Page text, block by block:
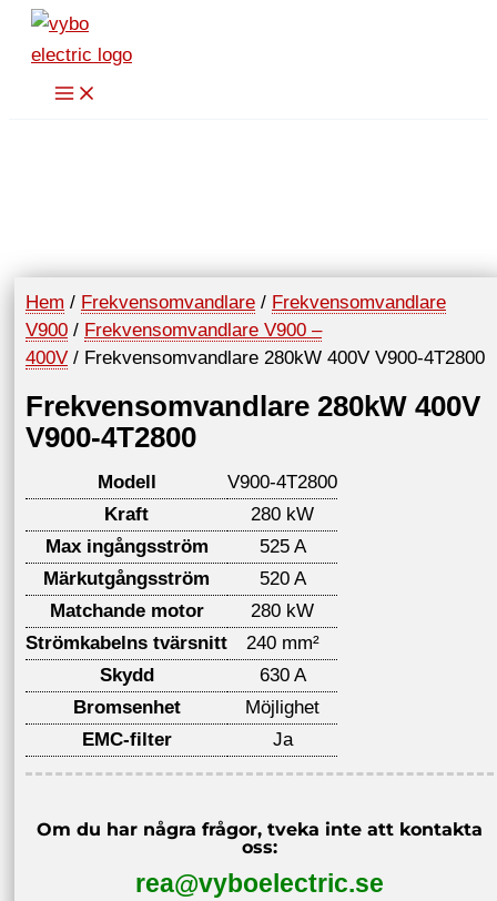
Hoppa
innehåll
Hem / Frekvensomvandlare / Frekvensomvandlare
V900 / Frekvensomvandlare V900 –
400V / Frekvensomvandlare 280kW 400V V900-4T2800
Frekvensomvandlare 280kW 400V
V900-4T2800
Modell
V900-4T2800
Kraft
280 kW
Max ingångsström
525 A
Märkutgångsström
520 A
Matchande motor
280 kW
Strömkabelns tvärsnitt
240 mm²
Skydd
630 A
Bromsenhet
Möjlighet
EMC-filter
Ja
Om du har några frågor, tveka inte att kontakta
oss:
rea@vyboelectric.se